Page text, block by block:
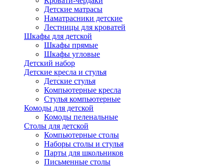
Детские матрасы
Наматрасники детские
Лестницы для кроватей
Шкафы для детской
Шкафы прямые
Шкафы угловые
Детский набор
Детские кресла и стулья
Детские стулья
Компьютерные кресла
Стулья компьютерные
Комоды для детской
Комоды пеленальные
Столы для детской
Компьютерные столы
Наборы столы и стулья
Парты для школьников
Письменные столы